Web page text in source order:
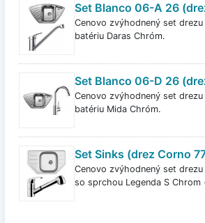
Set Blanco 06-A 26
Cenovo zvýhodnený set
batériu Daras Chróm.
Set Blanco 06-D 26
Cenovo zvýhodnený set
batériu Mida Chróm.
Set Sinks (drez Corno
Cenovo zvýhodnený set
so sprchou Legenda S Chrom